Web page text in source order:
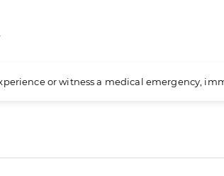
or witness a medical emergency,